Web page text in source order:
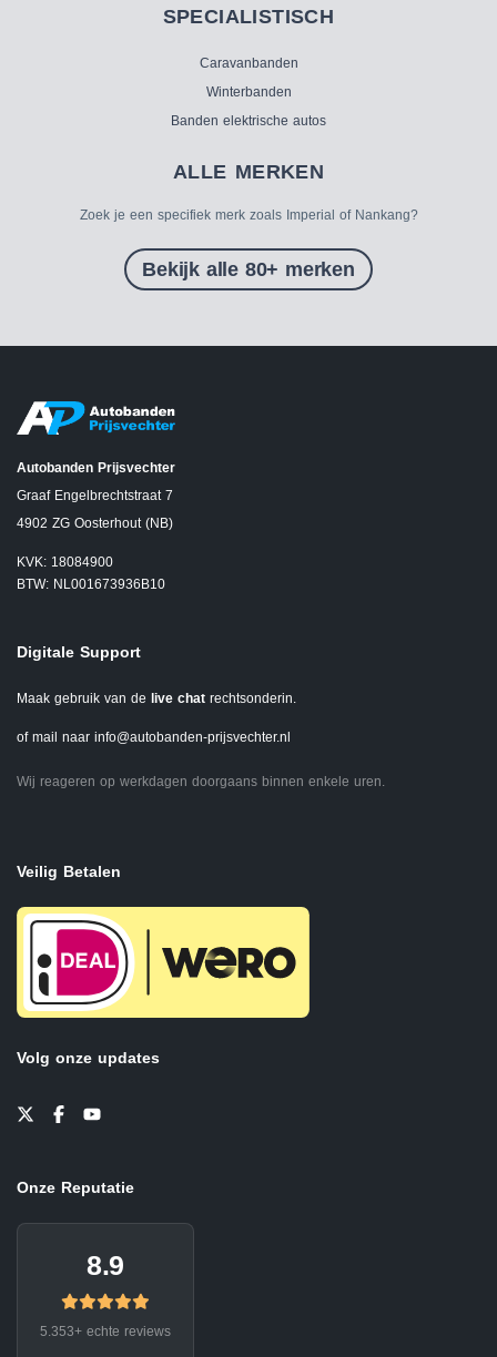
SPECIALISTISCH
Caravanbanden
Winterbanden
Banden elektrische autos
ALLE MERKEN
Zoek je een specifiek merk zoals Imperial of Nankang?
Bekijk alle 80+ merken
Autobanden Prijsvechter
Graaf Engelbrechtstraat 7
4902 ZG Oosterhout (NB)
KVK: 18084900
BTW: NL001673936B10
Digitale Support
Maak gebruik van de live chat rechtsonderin.
of mail naar info@autobanden-prijsvechter.nl
Wij reageren op werkdagen doorgaans binnen enkele uren.
Veilig Betalen
Volg onze updates
Onze Reputatie
8.9
5.353+ echte reviews